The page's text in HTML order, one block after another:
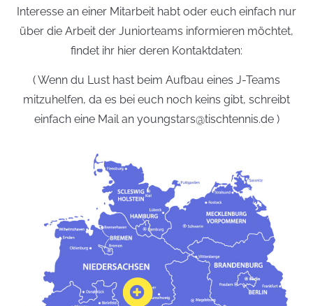
Interesse an einer Mitarbeit habt oder euch einfach nur
über die Arbeit der Juniorteams informieren möchtet,
findet ihr hier deren Kontaktdaten:
( Wenn du Lust hast beim Aufbau eines J-Teams
mitzuhelfen, da es bei euch noch keins gibt, schreibt
einfach eine Mail an youngstars@tischtennis.de )